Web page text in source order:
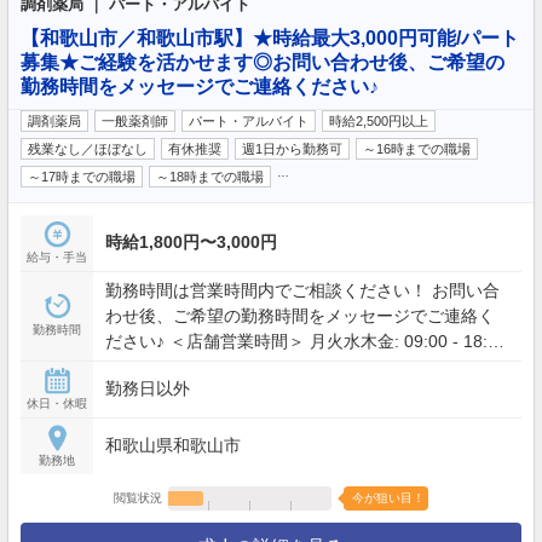
調剤薬局 ｜ パート・アルバイト
【和歌山市／和歌山市駅】★時給最大3,000円可能/パート
募集★ご経験を活かせます◎お問い合わせ後、ご希望の
勤務時間をメッセージでご連絡ください♪
調剤薬局 一般薬剤師 パート・アルバイト
時給2,500円以上
残業なし／ほぼなし
有休推奨 週1日から勤務可
～16時までの職場
～17時までの職場
～18時までの職場
給与・手当
時給1,800円〜3,000円
勤務時間
勤務時間は営業時間内でご相談ください！ お問い合
わせ後、ご希望の勤務時間をメッセージでご連絡く
ださい♪ ＜店舗営業時間＞ 月火水木金: 09:00 - 18:00
休日・休暇
勤務日以外
勤務地
和歌山県和歌山市
閲覧状況 今が狙い目！